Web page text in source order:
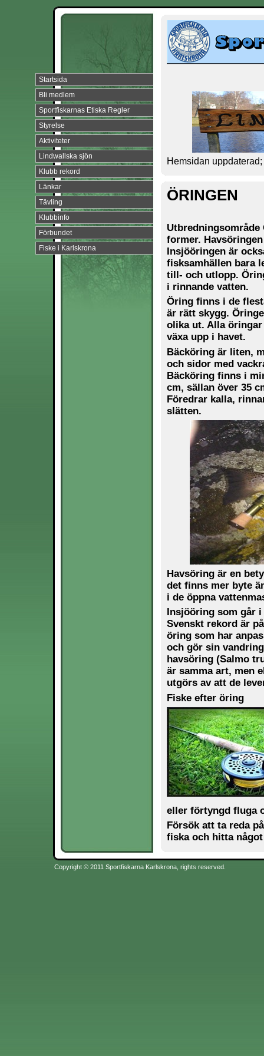
Startsida
Bli medlem
Sportfiskarnas Etiska Regler
Styrelse
Aktiviteter
Lindwallska sjön
Klubb rekord
Länkar
Tävling
Klubbinfo
Förbundet
Fiske i Karlskrona
Hemsidan
ÖRINGEN
former.
Insjööringen är
fisksamhällen bara
till- och utlopp.
i rinnande vatten.
Öring finns i de
är rätt skygg.
olika ut. Alla
växa upp i havet.
Bäcköring är liten,
och sidor med
Bäcköring finns i
cm, sällan över 35
Föredrar kalla,
slätten.
Havsöring är en
det finns mer byte
i de öppna
Insjööring som går
Svenskt rekord är
öring som har
och gör sin
havsöring (Salmo
är samma art, men
utgörs av att de
Fiske efter öring
eller förtyngd fluga
Försök att ta reda
fiska och hitta
Copyright © 2011 Sportfiskarna Karlskrona, rights reserved.